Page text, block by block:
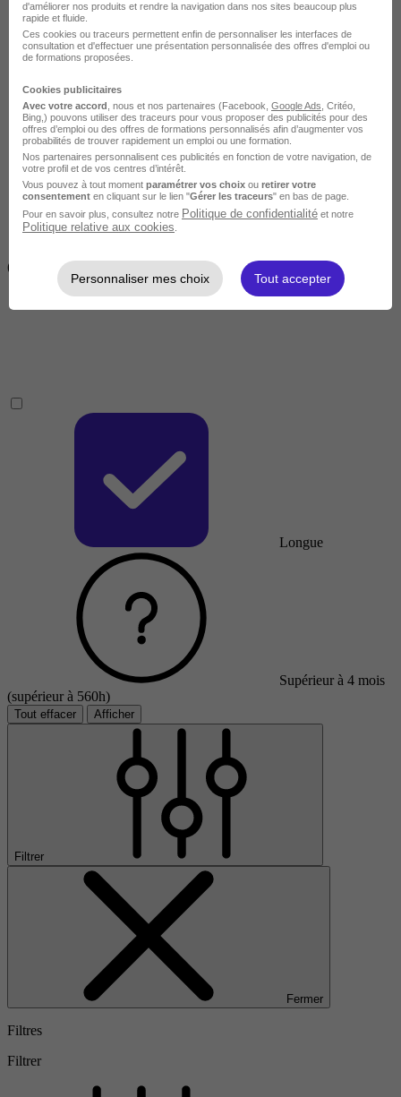
Intermédiaire
( 70h à 560h)
Longue
Supérieur à 4 mois
(supérieur à 560h)
Tout effacer Afficher
Filtrer
Fermer
Filtres
Filtrer
d'améliorer nos produits et rendre la navigation dans nos sites beaucoup plus
rapide et fluide.
Ces cookies ou traceurs permettent enfin de personnaliser les interfaces de
consultation et d'effectuer une présentation personnalisée des offres d'emploi ou
de formations proposées.
Cookies publicitaires
Avec votre accord , nous et nos partenaires (Facebook, Google Ads , Critéo,
Bing,) pouvons utiliser des traceurs pour vous proposer des publicités pour des
offres d’emploi ou des offres de formations personnalisés afin d’augmenter vos
probabilités de trouver rapidement un emploi ou une formation.
Nos partenaires personnalisent ces publicités en fonction de votre navigation, de
votre profil et de vos centres d’intérêt.
Vous pouvez à tout moment paramétrer vos choix ou retirer votre
consentement en cliquant sur le lien "Gérer les traceurs" en bas de page.
Pour en savoir plus, consultez notre Politique de confidentialité et notre
Politique relative aux cookies
Personnaliser mes choix Tout accepter